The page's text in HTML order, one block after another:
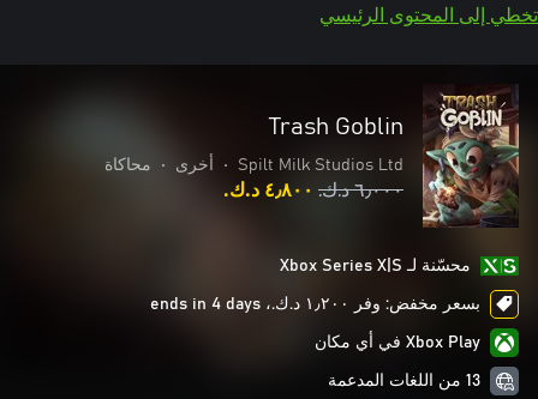
تخطي إلى المحتوى الرئيسي
Trash Goblin
Spilt Milk Studios Ltd
• أخرى • محاكاة
٦٫٠٠٠ د.ك.‏ ٤٫٨٠٠ د.ك.‏
محسّنة لـ Xbox Series X|S
بسعر مخفض: وفر ١٫٢٠٠ د.ك.‏، ends in 4 days
Xbox Play في أي مكان
13 من اللغات المدعمة